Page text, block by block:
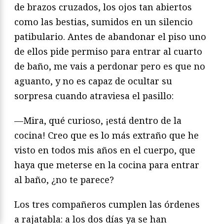
de brazos cruzados, los ojos tan abiertos
como las bestias, sumidos en un silencio
patibulario. Antes de abandonar el piso uno
de ellos pide permiso para entrar al cuarto
de baño, me vais a perdonar pero es que no
aguanto, y no es capaz de ocultar su
sorpresa cuando atraviesa el pasillo:
—Mira, qué curioso, ¡está dentro de la
cocina! Creo que es lo más extraño que he
visto en todos mis años en el cuerpo, que
haya que meterse en la cocina para entrar
al baño, ¿no te parece?
Los tres compañeros cumplen las órdenes
a rajatabla: a los dos días ya se han